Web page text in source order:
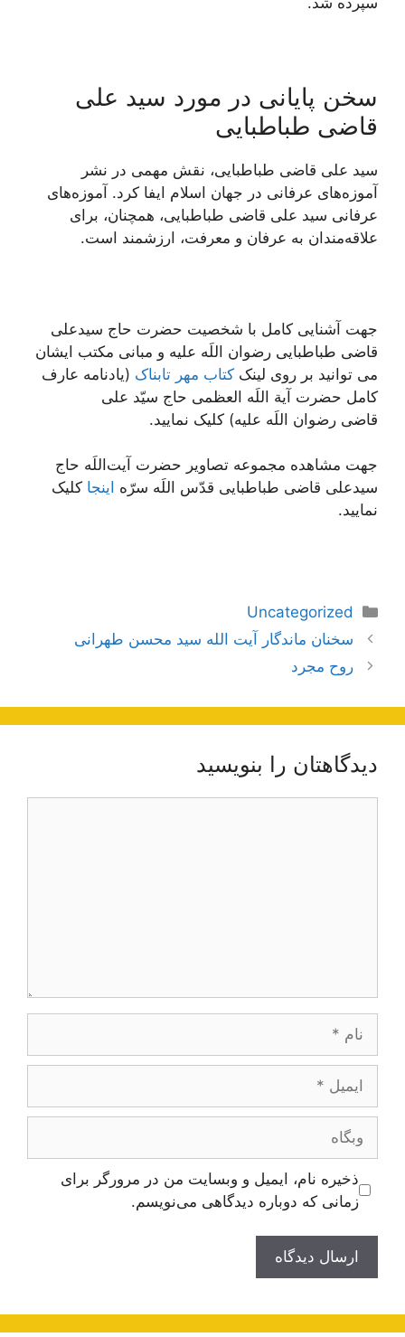
سخن پایانی در مورد سید علی
قاضی طباطبایی
سید علی قاضی طباطبایی، نقش مهمی در نشر
آموزه‌های عرفانی در جهان اسلام ایفا کرد. آموزه‌های
عرفانی سید علی قاضی طباطبایی، همچنان، برای
علاقه‌مندان به عرفان و معرفت، ارزشمند است.
جهت آشنایی کامل با شخصیت حضرت حاج سیدعلی
قاضی طباطبایی رضوان اللَه علیه و مبانی مکتب ایشان
می توانید بر روی لینک کتاب مهر تابناک (يادنامه عارف
کامل حضرت آیة اللَه العظمی حاج سیّد علی
قاضی رضوان اللَه علیه) کلیک نمایید.
جهت مشاهده مجموعه تصاویر حضرت آیت‌اللَه حاج
سیدعلی قاضی طباطبایی قدّس اللَه سرّه اینجا کلیک
نمایید.
دسته‌ها
Uncategorized
ناوبری
نوشته‌ها
سخنان ماندگار آیت الله سید محسن طهرانی
روح مجرد
دیدگاهتان را بنویسید
وبگاه
ذخیره نام، ایمیل و وبسایت من در مرورگر برای
زمانی که دوباره دیدگاهی می‌نویسم.